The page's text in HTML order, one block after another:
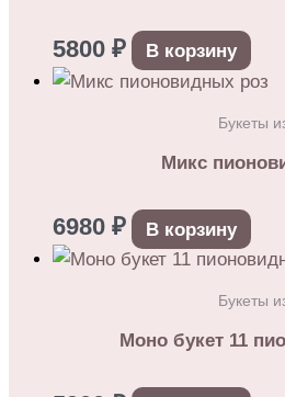
5800 ₽ В корзину
Букеты
Микс
6980 ₽ В корзину
Букеты
Моно букет 11